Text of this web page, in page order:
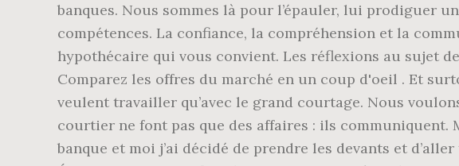
banques. Nous sommes là pour l’épauler, lui prodiguer
compétences. La confiance, la compréhension et la
hypothécaire qui vous convient. Les réflexions au sujet
Comparez les offres du marché en un coup d'oeil . Et
veulent travailler qu’avec le grand courtage. Nous
courtier ne font pas que des affaires : ils
banque et moi j’ai décidé de prendre les devants et